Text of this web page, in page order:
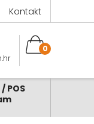
Kontakt
0
POS